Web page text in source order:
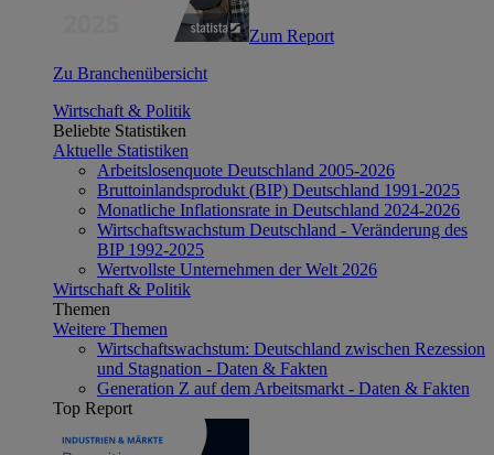
Zum Report
Zu Branchenübersicht
Wirtschaft & Politik
Beliebte Statistiken
Aktuelle Statistiken
Arbeitslosenquote Deutschland 2005-2026
Bruttoinlandsprodukt (BIP) Deutschland 1991-2025
Monatliche Inflationsrate in Deutschland 2024-2026
Wirtschaftswachstum Deutschland - Veränderung des
BIP 1992-2025
Wertvollste Unternehmen der Welt 2026
Wirtschaft & Politik
Themen
Weitere Themen
Wirtschaftswachstum: Deutschland zwischen Rezession
und Stagnation - Daten & Fakten
Generation Z auf dem Arbeitsmarkt - Daten & Fakten
Top Report